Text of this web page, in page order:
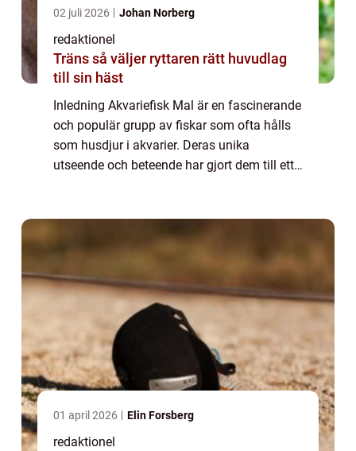
02 juli 2026 Johan Norberg
redaktionel
Träns så väljer ryttaren rätt huvudlag
till sin häst
Inledning Akvariefisk Mal är en fascinerande
och populär grupp av fiskar som ofta hålls
som husdjur i akvarier. Deras unika
utseende och beteende har gjort dem till ett
01 april 2026 Elin Forsberg
redaktionel